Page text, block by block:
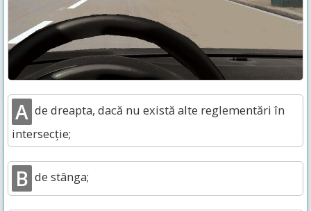
A de dreapta, dacă nu există alte reglementări în
intersecție;
B de stânga;